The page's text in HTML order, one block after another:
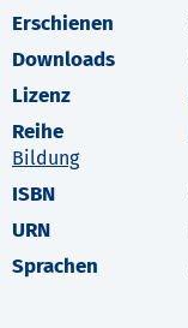
Erschienen
Downloads
Lizenz
Reihe
Bildung
ISBN
URN
Sprachen